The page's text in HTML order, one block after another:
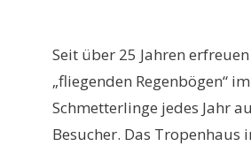
Seit über 25 Jahren
„fliegenden Regenbögen“
Schmetterlinge jedes Jahr
Besucher. Das Tropenhaus